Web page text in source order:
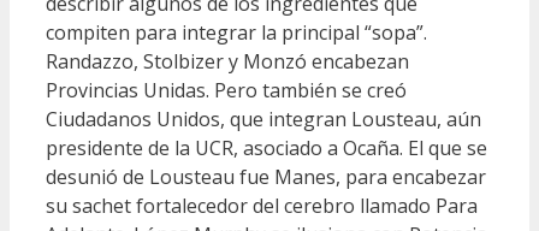
compiten para integrar la principal “sopa”.
Randazzo, Stolbizer y Monzó encabezan
Provincias Unidas. Pero también se creó
Ciudadanos Unidos, que integran Lousteau, aún
presidente de la UCR, asociado a Ocaña. El que se
desunió de Lousteau fue Manes, para encabezar
su sachet fortalecedor del cerebro llamado Para